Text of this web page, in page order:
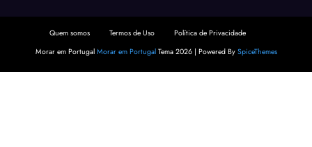
Quem somos Termos de Uso
Política de Privacidade
Morar em Portugal Morar em PortugalTema 2026 | Powered By SpiceThemes